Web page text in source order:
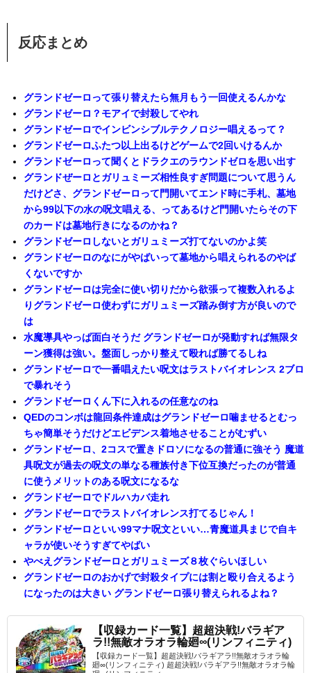
反応まとめ
グランドゼーロって張り替えたら無月もう一回使えるんかな
グランドゼーロ？モアイで封殺してやれ
グランドゼーロでインビンシブルテクノロジー唱えるって？
グランドゼーロふたつ以上出るけどゲームで2回いけるんか
グランドゼーロって聞くとドラクエのラウンドゼロを思い出す
グランドぜーロとガリュミーズ相性良すぎ問題について思うん
だけどさ、グランドゼーロって門開いてエンド時に手札、墓地
から99以下の水の呪文唱える、ってあるけど門開いたらその下
のカードは墓地行きになるのかね？
グランドゼーロしないとガリュミーズ打てないのかよ笑
グランドゼーロのなにがやばいって墓地から唱えられるのやば
くないですか
グランドゼーロは完全に使い切りだから欲張って複数入れるよ
りグランドゼーロ使わずにガリュミーズ踏み倒す方が良いので
は
水魔導具やっぱ面白そうだ グランドゼーロが発動すれば無限タ
ーン獲得は強い。盤面しっかり整えて殴れば勝てるしね
グランドゼーロで一番唱えたい呪文はラストバイオレンス 2ブロ
で暴れそう
グランドゼーロくん下に入れるの任意なのね
QEDのコンボは龍回条件達成はグランドゼーロ噛ませるとむっ
ちゃ簡単そうだけどエビデンス着地させることがむずい
グランドゼーロ、2コスで置きドロソになるの普通に強そう 魔道
具呪文が過去の呪文の単なる種族付き下位互換だったのが普通
に使うメリットのある呪文になるな
グランドゼーロでドルハカバ走れ
グランドゼーロでラストバイオレンス打てるじゃん！
グランドゼーロといい99マナ呪文といい…青魔道具まじで自キ
ャラが使いそうすぎてやばい
やべえグランドゼーロとガリュミーズ８枚ぐらいほしい
グランドゼーロのおかげで封殺タイプには割と殴り合えるよう
になったのは大きい グランドゼーロ張り替えられるよね？
【収録カード一覧】超超決戦!バラギア
ラ!!無敵オラオラ輪廻∞(リンフィニティ)
【収録カード一覧】超超決戦!バラギアラ!!無敵オラオラ輪
廻∞(リンフィニティ) 超超決戦!バラギアラ!!無敵オラオラ輪